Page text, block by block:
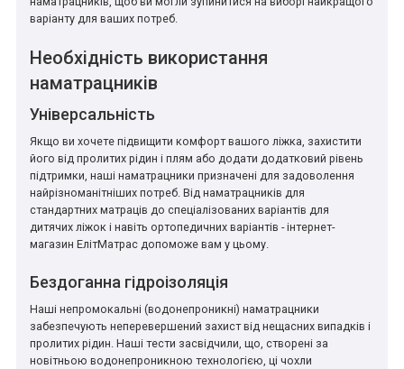
варіанту для ваших потреб.
Необхідність використання
наматрацників
Універсальність
Якщо ви хочете підвищити комфорт вашого ліжка, захистити
його від пролитих рідин і плям або додати додатковий рівень
підтримки, наші наматрацники призначені для задоволення
найрізноманітніших потреб. Від наматрацників для
стандартних матраців до спеціалізованих варіантів для
дитячих ліжок і навіть ортопедичних варіантів - інтернет-
магазин ЕлітМатрас допоможе вам у цьому.
Бездоганна гідроізоляція
Наші непромокальні (водонепроникні) наматрацники
забезпечують неперевершений захист від нещасних випадків і
пролитих рідин. Наші тести засвідчили, що, створені за
новітньою водонепроникною технологією, ці чохли